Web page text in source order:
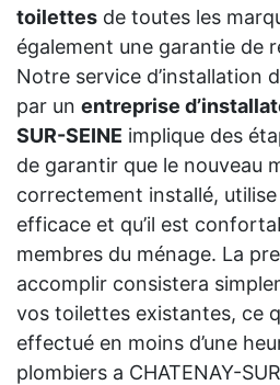
toilettes de toutes les
également une garantie de
Notre service d’installation
par un entreprise
SUR-SEINE implique des
de garantir que le nouveau
correctement installé, utilise
efficace et qu’il est
membres du ménage. La
accomplir consistera
vos toilettes existantes, ce
effectué en moins d’une
plombiers a CHATENAY-